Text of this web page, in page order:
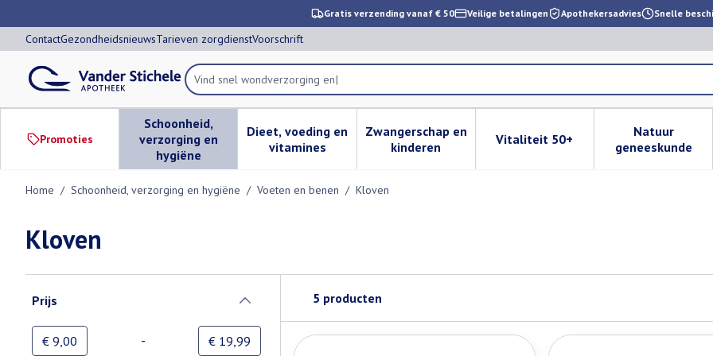
Gratis verzending vanaf € 50 Veilige betalingen Apothekersadvies Snelle
ContactGezondheidsnieuwsTarieven zorgdienstVoorschrift
Product, merk, categorie...
Vind snel wond
Promoties
Schoonheid,
verzorging en
hygiëne
Toon submenu voor Schoonheid, verzorging en hygiëne categorie
Dieet, voeding en
vitaminesToon submenu voor Dieet, voeding en vitamines categorie
Zwangerschap en
kinderenToon submenu voor Zwangerschap en kinderen
Vitaliteit 50+Toon submenu voor Vitaliteit
Natuur
geneeskunde
Toon
Home / Schoonheid, verzorging en hygiëne / Voeten en benen / Kloven
Kloven
Prijs
Minimumwaarde
€ 9,00 - Maximale waarde
€ 19,99
5 producten